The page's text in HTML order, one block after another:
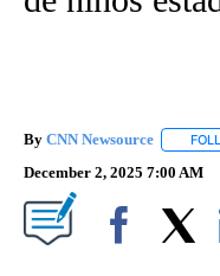
By CNN Newsource
December 2, 2025 7:00 AM